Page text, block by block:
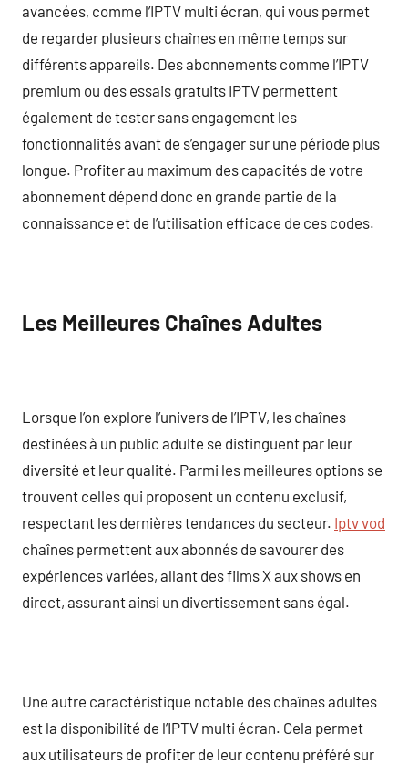
avancées, comme l’IPTV multi écran, qui vous permet
de regarder plusieurs chaînes en même temps sur
différents appareils. Des abonnements comme l’IPTV
premium ou des essais gratuits IPTV permettent
également de tester sans engagement les
fonctionnalités avant de s’engager sur une période plus
longue. Profiter au maximum des capacités de votre
abonnement dépend donc en grande partie de la
connaissance et de l’utilisation efficace de ces codes.
Les Meilleures Chaînes Adultes
Lorsque l’on explore l’univers de l’IPTV, les chaînes
destinées à un public adulte se distinguent par leur
diversité et leur qualité. Parmi les meilleures options se
trouvent celles qui proposent un contenu exclusif,
respectant les dernières tendances du secteur. Iptv vod
chaînes permettent aux abonnés de savourer des
expériences variées, allant des films X aux shows en
direct, assurant ainsi un divertissement sans égal.
Une autre caractéristique notable des chaînes adultes
est la disponibilité de l’IPTV multi écran. Cela permet
aux utilisateurs de profiter de leur contenu préféré sur